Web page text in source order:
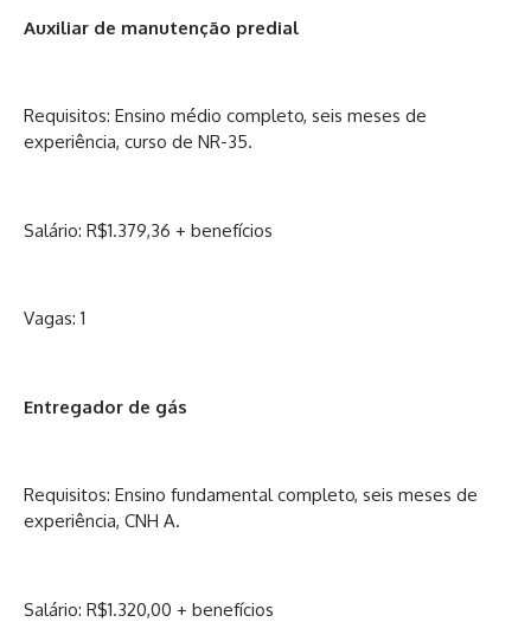
Auxiliar de manutenção predial
Requisitos: Ensino médio completo, seis meses de
experiência, curso de NR-35.
Salário: R$1.379,36 + benefícios
Vagas: 1
Entregador de gás
Requisitos: Ensino fundamental completo, seis meses de
experiência, CNH A.
Salário: R$1.320,00 + benefícios